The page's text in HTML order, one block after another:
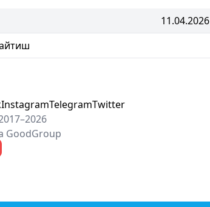
11.04.2026
InstagramTelegramTwitter
GoodGroup